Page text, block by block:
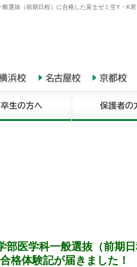
般選抜（前期日程）に合格した富士ゼミ生Y・K
部医学科一般選抜（前期
格体験記が届きました！